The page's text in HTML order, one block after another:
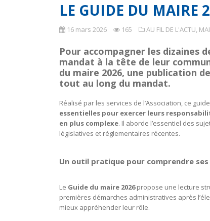
LE GUIDE DU MAIRE
16 mars 2026 165 AU FIL DE L'ACTU,
Pour accompagner les dizaines
mandat à la tête de leur
du maire 2026, une publication
tout au long du mandat.
Réalisé par les services de l’Association, ce
essentielles pour exercer leurs
en plus complexe. Il aborde l’essentiel des
législatives et réglementaires récentes.
Un outil pratique pour comprendre
Le Guide du maire 2026propose une lecture
premières démarches administratives après
mieux appréhender leur rôle.